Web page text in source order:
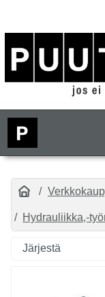
Hydrauliikka,-